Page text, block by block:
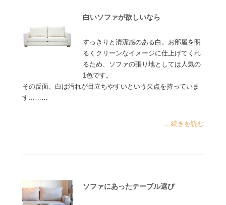
白いソファが欲しいなら
すっきりと清潔感のある白。お部屋を明
るくクリーンなイメージに仕上げてくれ
るため、ソファの張り地としては人気の
1色です。
その反面、白は汚れが目立ちやすいという欠点を持っていま
す...……
...続きを読む
ソファにあったテーブル選び